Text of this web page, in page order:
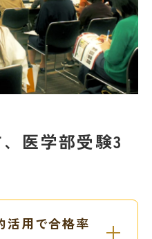
医学部受験3
用で合格率